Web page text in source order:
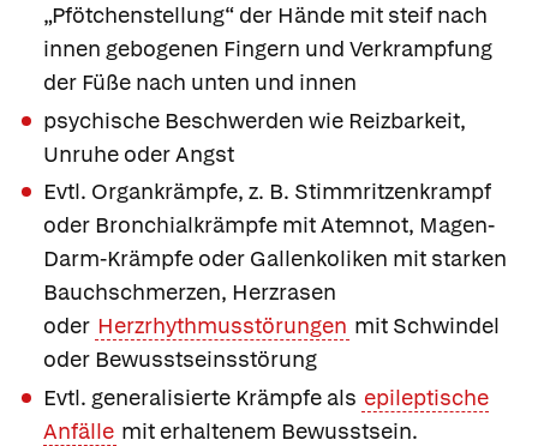
„Pfötchenstellung“ der Hände mit steif nach
innen gebogenen Fingern und Verkrampfung
der Füße nach unten und innen
psychische Beschwerden wie Reizbarkeit,
Unruhe oder Angst
Evtl. Organkrämpfe, z. B. Stimmritzenkrampf
oder Bronchialkrämpfe mit Atemnot, Magen-
Darm-Krämpfe oder Gallenkoliken mit starken
Bauchschmerzen, Herzrasen
oder Herzrhythmusstörungen mit Schwindel
oder Bewusstseinsstörung
Evtl. generalisierte Krämpfe als epileptische
Anfälle mit erhaltenem Bewusstsein.